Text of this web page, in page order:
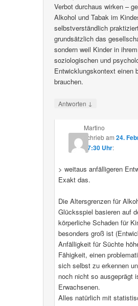
Verbot durchaus wirken –
Alkohol und Tabak im
selbstverständlich
grundsätzlich das
sondern weil Kinder in
soziologischen und
Entwicklungskontext einen
brauchen.
Antworten ↓
Martino
schriebam 24.
07:30 Uhr:
> weitaus anfälligeren
Exakt das.
Die Altersgrenzen für
Glücksspiel basieren auf
körperliche Schaden für
besonders groß ist
Anfälligkeit für Süchte
Fähigkeit, einen
sich selbst zu erkennen
noch nicht so ausgeprägt
Erwachsenen.
Alles natürlich mit